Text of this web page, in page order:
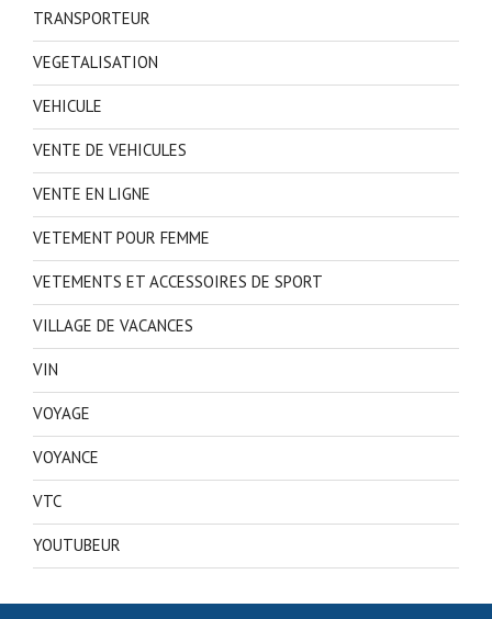
TRANSPORTEUR
VEGETALISATION
VEHICULE
VENTE DE VEHICULES
VENTE EN LIGNE
VETEMENT POUR FEMME
VETEMENTS ET ACCESSOIRES DE SPORT
VILLAGE DE VACANCES
VIN
VOYAGE
VOYANCE
VTC
YOUTUBEUR